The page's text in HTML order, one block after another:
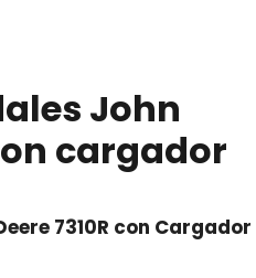
John
cargador
7310R con Cargador